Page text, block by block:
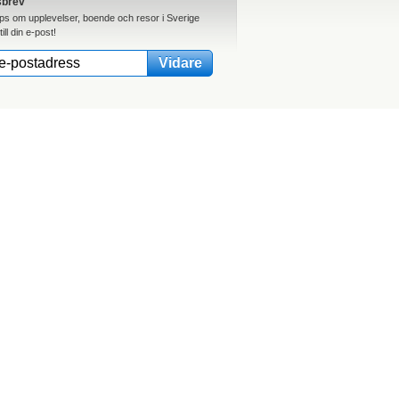
om upplevelser, boende och resor i Sverige
din e-post!